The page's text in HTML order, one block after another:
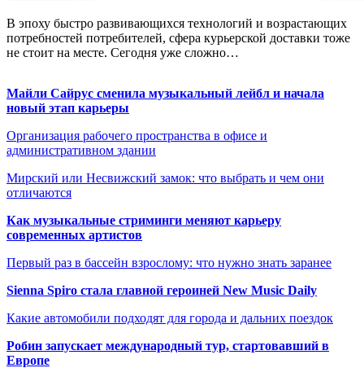
В эпоху быстро развивающихся технологий и возрастающих
потребностей потребителей, сфера курьерской доставки тоже
не стоит на месте. Сегодня уже сложно…
Майли Сайрус сменила музыкальный лейбл и начала
новый этап карьеры
Организация рабочего пространства в офисе и
административном здании
Мирский или Несвижский замок: что выбрать и чем они
отличаются
Как музыкальные стриминги меняют карьеру
современных артистов
Первый раз в бассейн взрослому: что нужно знать заранее
Sienna Spiro стала главной героиней New Music Daily
Какие автомобили подходят для города и дальних поездок
Робин запускает международный тур, стартовавший в
Европе